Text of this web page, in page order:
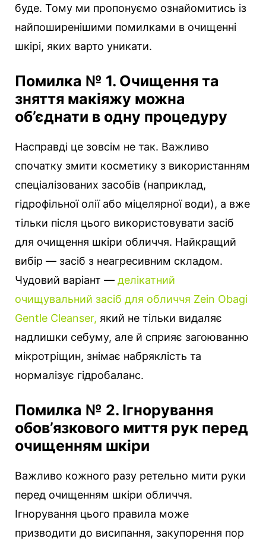
буде. Тому ми пропонуємо ознайомитись із
найпоширенішими помилками в очищенні
шкірі, яких варто уникати.
Помилка № 1. Очищення та
зняття макіяжу можна
об’єднати в одну процедуру
Насправді це зовсім не так. Важливо
спочатку змити косметику з використанням
спеціалізованих засобів (наприклад,
гідрофільної олії або міцелярної води), а вже
тільки після цього використовувати засіб
для очищення шкіри обличчя. Найкращий
вибір — засіб з неагресивним складом.
Чудовий варіант — делікатний
очищувальний засіб для обличчя Zein Obagi
Gentle Cleanser, який не тільки видаляє
надлишки себуму, але й сприяє загоюванню
мікротріщин, знімає набряклість та
нормалізує гідробаланс.
Помилка № 2. Ігнорування
обов’язкового миття рук перед
очищенням шкіри
Важливо кожного разу ретельно мити руки
перед очищенням шкіри обличчя.
Ігнорування цього правила може
призводити до висипання, закупорення пор